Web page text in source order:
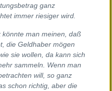
ganz
immer riesiger wird.
könnte man meinen, daß
die Geldhaber mögen
sie wollen, da kann sich
sammeln. Wenn man
will, so ganz
schon richtig, aber die